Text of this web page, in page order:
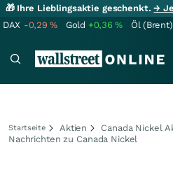
🎁 Ihre Lieblingsaktie geschenkt.→
DAX -0,29% Gold +0,36% Öl (Brent)
Startseite Aktien
Canada Nickel
Nachrichten zu Canada Nickel